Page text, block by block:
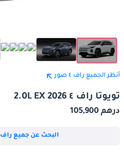
أنظر الجميع راف ٤ صور
تويوتا راف ٤ 2.0L EX 2026
درهم 105,900
البحث عن جميع راف ٤ للبيع